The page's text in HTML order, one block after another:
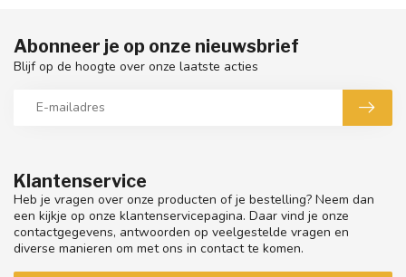
Klantenservice
Heb je vragen over onze producten of je bestelling? Neem dan
een kijkje op onze klantenservicepagina. Daar vind je onze
contactgegevens, antwoorden op veelgestelde vragen en
diverse manieren om met ons in contact te komen.
Abonneer je op onze nieuwsbrief
Blijf op de hoogte over onze laatste acties